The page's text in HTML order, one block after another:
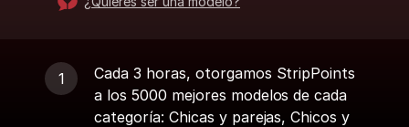
Cada 3 horas, otorgamos StripPoints
a los 5000 mejores modelos de cada
categoría: Chicas y parejas, Chicos y